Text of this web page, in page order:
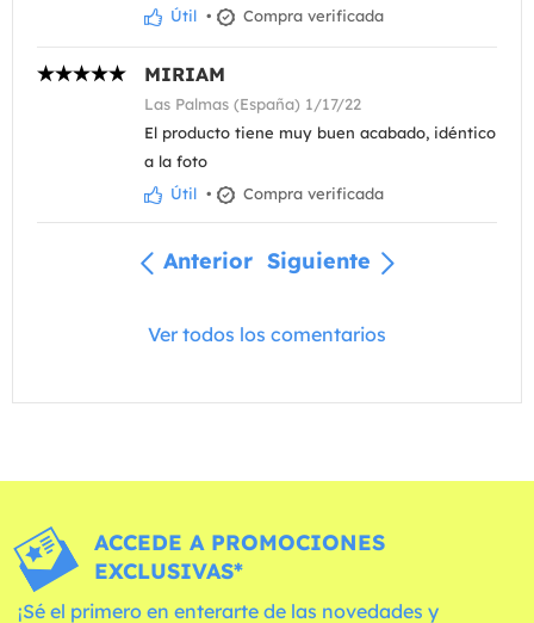
Útil • Compra verificada
MIRIAM
Las Palmas (España) 1/17/22
El producto tiene muy buen acabado, idéntico
a la foto
Útil • Compra verificada
Anterior Siguiente
Ver todos los comentarios
ACCEDE A PROMOCIONES
EXCLUSIVAS*
¡Sé el primero en enterarte de las novedades y